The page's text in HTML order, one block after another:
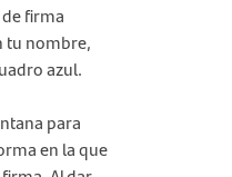
firma
tu nombre,
azul.
para
en la que